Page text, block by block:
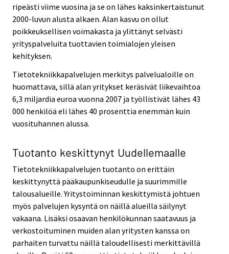
ripeästi viime vuosina ja se on lähes kaksinkertaistunut
2000-luvun alusta alkaen. Alan kasvu on ollut
poikkeuksellisen voimakasta ja ylittänyt selvästi
yrityspalveluita tuottavien toimialojen yleisen
kehityksen.
Tietotekniikkapalvelujen merkitys palvelualoille on
huomattava, sillä alan yritykset keräsivät liikevaihtoa
6,3 miljardia euroa vuonna 2007 ja työllistivät lähes 43
000 henkilöä eli lähes 40 prosenttia enemmän kuin
vuosituhannen alussa.
Tuotanto keskittynyt Uudellemaalle
Tietotekniikkapalvelujen tuotanto on erittäin
keskittynyttä pääkaupunkiseudulle ja suurimmille
talousalueille. Yritystoiminnan keskittymistä johtuen
myös palvelujen kysyntä on näillä alueilla säilynyt
vakaana. Lisäksi osaavan henkilökunnan saatavuus ja
verkostoituminen muiden alan yritysten kanssa on
parhaiten turvattu näillä taloudellisesti merkittävillä